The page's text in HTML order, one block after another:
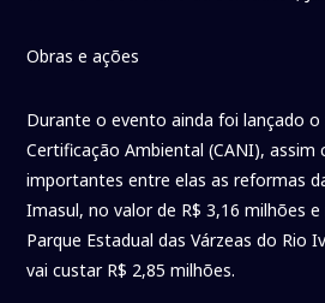
Obras e ações
Durante o evento ainda foi lançado o
Certificação Ambiental (CANI), assim
importantes entre elas as reformas
Imasul, no valor de R$ 3,16 milhões e
Parque Estadual das Várzeas do Rio
vai custar R$ 2,85 milhões.